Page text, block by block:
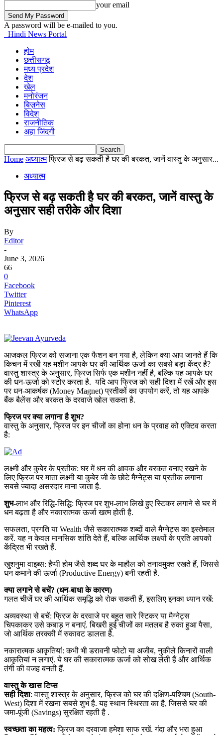
your email
A password will be e-mailed to you.
Hindi News Portal
होम
छत्तीसगढ़
मध्य प्रदेश
देश
खेल
मनोरंजन
बिज़नेस
विदेश
राजनीतिक
अहा जिंदगी
Home अध्यात्म फ्रिज से बढ़ सकती है घर की बरकत, जानें वास्तु के अनुसार...
अध्यात्म
फ्रिज से बढ़ सकती है घर की बरकत, जानें वास्तु के
अनुसार सही तरीके और दिशा
By
Editor
-
June 3, 2026
66
0
Facebook
Twitter
Pinterest
WhatsApp
आजकल फ्रिज को सजाना एक फैशन बन गया है, लेकिन क्या आप जानते हैं कि
किचन में रखी यह मशीन आपके घर की आर्थिक ऊर्जा का सबसे बड़ा केंद्र है?
वास्तु शास्त्र के अनुसार, फ्रिज सिर्फ एक मशीन नहीं है, बल्कि यह आपके घर
की धन-ऊर्जा को स्टोर करता है. यदि आप फ्रिज को सही दिशा में रखें और इस
पर धन-आकर्षक (Money Magnet) प्रतीकों का उपयोग करें, तो यह आपके
बैंक बैलेंस और बरकत के दरवाजे खोल सकता है.
फ्रिज पर क्या लगाना है शुभ?
वास्तु के अनुसार, फ्रिज पर इन चीजों का होना धन के प्रवाह को एक्टिव करता
है:
लक्ष्मी और कुबेर के प्रतीक: घर में धन की आवक और बरकत बनाए रखने के
लिए फ्रिज पर माता लक्ष्मी या कुबेर जी के छोटे मैग्नेट्स या प्रतीक लगाना
सबसे ज्यादा असरदार माना जाता है.
शुभ-लाभ और रिद्धि-सिद्धि: फ्रिज पर शुभ-लाभ लिखे हुए स्टिकर लगाने से घर में
धन बढ़ता है और नकारात्मक ऊर्जा खत्म होती है.
सफलता, प्रगति या Wealth जैसे सकारात्मक शब्दों वाले मैग्नेट्स का इस्तेमाल
करें. यह न केवल मानसिक शांति देते हैं, बल्कि आर्थिक लक्ष्यों के प्रति आपको
केंद्रित भी रखते हैं.
खुशनुमा वाइब्स: हैप्पी होम जैसे शब्द घर के माहौल को तनावमुक्त रखते हैं, जिससे
धन कमाने की ऊर्जा (Productive Energy) बनी रहती है.
क्या लगाने से बचें? (धन-बाधा के कारण)
गलत चीजें घर की आर्थिक समृद्धि को रोक सकती हैं, इसलिए इनका ध्यान रखें:
अव्यवस्था से बचें: फ्रिज के दरवाजे पर बहुत सारे स्टिकर या मैग्नेट्स
चिपकाकर उसे कबाड़ न बनाएं. बिखरी हुई चीजों का मतलब है रुका हुआ पैसा,
जो आर्थिक तरक्की में रुकावट डालता है.
नकारात्मक आकृतियां: कभी भी डरावनी फोटो या अजीब, नुकीले किनारों वाली
आकृतियां न लगाएं. ये घर की सकारात्मक ऊर्जा को सोख लेती हैं और आर्थिक
तंगी की वजह बनती हैं.
वास्तु के खास टिप्स
सही दिशा: वास्तु शास्त्र के अनुसार, फ्रिज को घर की दक्षिण-पश्चिम (South-
West) दिशा में रखना सबसे शुभ है. यह स्थान स्थिरता का है, जिससे घर की
जमा-पूंजी (Savings) सुरक्षित रहती है .
स्वच्छता का महत्व: फ्रिज का दरवाजा हमेशा साफ रखें. गंदा और भरा हुआ